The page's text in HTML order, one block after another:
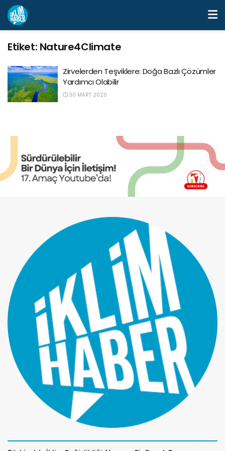
Etiket: Nature4Climate
Zirvelerden Teşviklere: Doğa Bazlı Çözümler
Yardımcı Olabilir
30 MART 2020